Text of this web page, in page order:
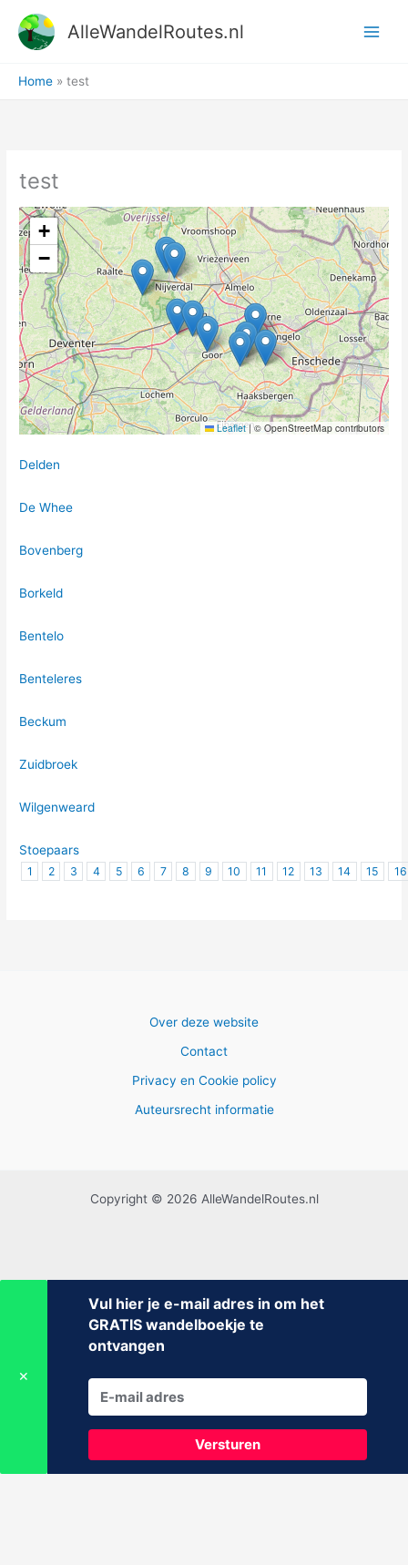
naar
AlleWandelRoutes.nl
Home test
test
+
−
Leaflet |© OpenStreetMap contributors
Delden
De Whee
Bovenberg
Borkeld
Bentelo
Benteleres
Beckum
Zuidbroek
Wilgenweard
Stoepaars
1 2 3 4 5 6 7 8 9 10 11 12 13 14 15 16
Over deze website
Contact
Privacy en Cookie policy
Auteursrecht informatie
Copyright © 2026 AlleWandelRoutes.nl
✕
Vul hier je e-mail adres in om het
GRATIS wandelboekje te
ontvangen
Versturen